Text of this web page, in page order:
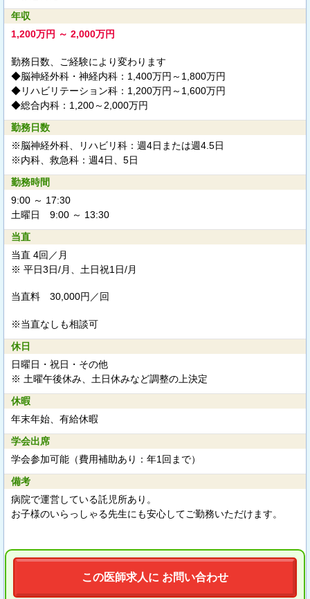
年収
1,200万円 ～ 2,000万円
勤務日数、ご経験により変わります
◆脳神経外科・神経内科：1,400万円～1,800万円
◆リハビリテーション科：1,200万円～1,600万円
◆総合内科：1,200～2,000万円
勤務日数
※脳神経外科、リハビリ科：週4日または週4.5日
※内科、救急科：週4日、5日
勤務時間
9:00 ～ 17:30
土曜日 9:00 ～ 13:30
当直
当直 4回／月
※ 平日3日/月、土日祝1日/月
当直料 30,000円／回
※当直なしも相談可
休日
日曜日・祝日・その他
※ 土曜午後休み、土日休みなど調整の上決定
休暇
年末年始、有給休暇
学会出席
学会参加可能（費用補助あり：年1回まで）
備考
病院で運営している託児所あり。
お子様のいらっしゃる先生にも安心してご勤務いただけます。
この医師求人に お問い合わせ